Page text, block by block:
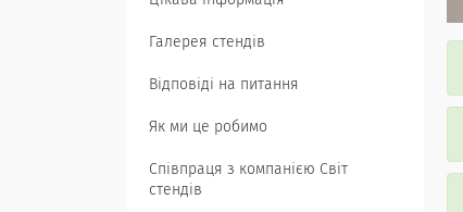
Галерея стендів
Відповіді на питання
Як ми це робимо
Співпраця з компанією Світ
стендів